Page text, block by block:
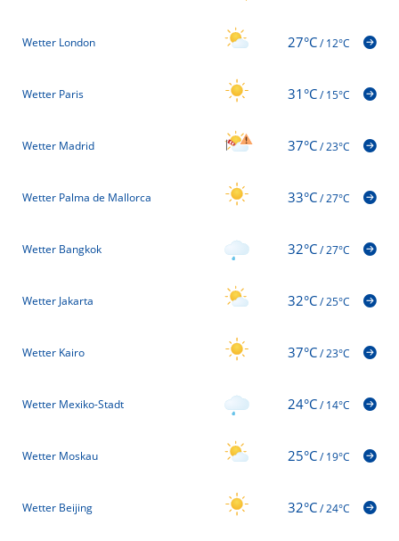
Wetter London 27°C/12°C
Wetter Paris 31°C/15°C
Wetter Madrid 37°C/23°C
Wetter Palma de Mallorca 33°C/27°C
Wetter Bangkok 32°C/27°C
Wetter Jakarta 32°C/25°C
Wetter Kairo 37°C/23°C
Wetter Mexiko-Stadt 24°C/14°C
Wetter Moskau 25°C/19°C
Wetter Beijing 32°C/24°C